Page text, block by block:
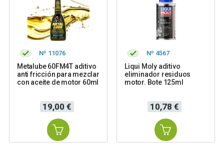
Nº 11076
Metalube 60FM4T aditivo
anti fricción para mezclar
con aceite de motor 60ml
Precio
19,00 €
Nº 4567
Liqui Moly aditivo
eliminador residuos
motor. Bote 125ml
Precio
10,78 €